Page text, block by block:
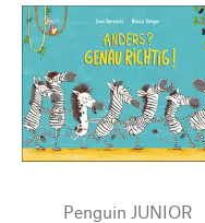
Penguin JUNIOR